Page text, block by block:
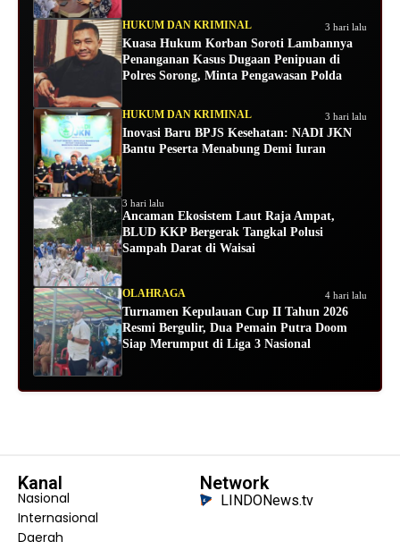
HUKUM DAN KRIMINAL 3 hari lalu
Kuasa Hukum Korban Soroti Lambannya
Penanganan Kasus Dugaan Penipuan di
Polres Sorong, Minta Pengawasan Polda
HUKUM DAN KRIMINAL 3 hari lalu
Inovasi Baru BPJS Kesehatan: NADI JKN
Bantu Peserta Menabung Demi Iuran
3 hari lalu
Ancaman Ekosistem Laut Raja Ampat,
BLUD KKP Bergerak Tangkal Polusi
Sampah Darat di Waisai
OLAHRAGA 4 hari lalu
Turnamen Kepulauan Cup II Tahun 2026
Resmi Bergulir, Dua Pemain Putra Doom
Siap Merumput di Liga 3 Nasional
Kanal
Nasional
Internasional
Daerah
Network
LINDONews.tv